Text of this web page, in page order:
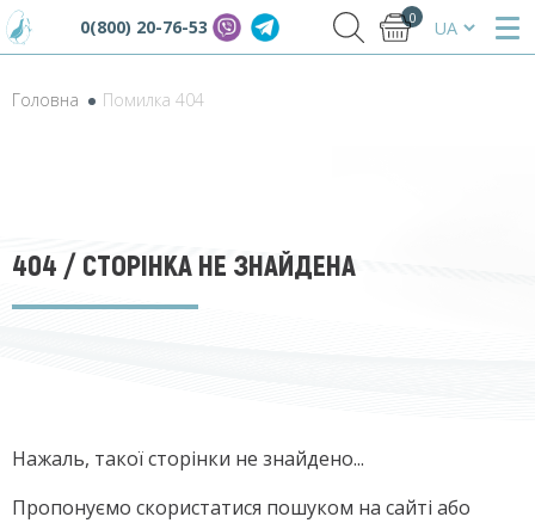
0(800) 20-76-53 0
Головна Помилка 404
404 / СТОРІНКА НЕ ЗНАЙДЕНА
Нажаль, такої сторінки не знайдено...
Пропонуємо скористатися пошуком на сайті або